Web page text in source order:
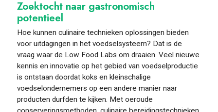
FOOD PIONEERS
Zoektocht naar gastronomisch
potentieel
Hoe kunnen culinaire technieken oplossingen bieden
voor uitdagingen in het voedselsysteem? Dat is de
vraag waar de Low Food Labs om draaien. Veel nieuwe
kennis en innovatie op het gebied van voedselproductie
is ontstaan doordat koks en kleinschalige
voedselondernemers op een andere manier naar
producten durfden te kijken. Met oeroude